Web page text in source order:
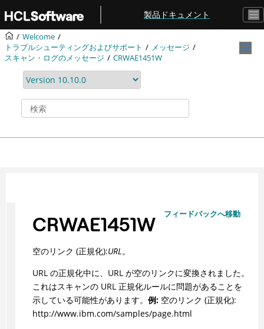
メインコンテンツにジャンプ
製品ドキュメント
Welcome
トラブルシューティングおよびサポート
メッセージ
スキャン・ログのメッセージ
CRWAE1451W
フィードバックへ移動
CRWAE1451W
空のリンク (正規化):URL。
URL の正規化中に、URL が空のリンクに変換されました。
これはスキャンの URL 正規化ルールに問題があることを
示している可能性があります。 例:空のリンク (正規化):
http://www.ibm.com/samples/page.html